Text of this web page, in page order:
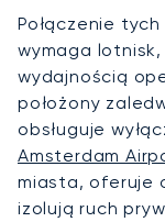
Połączenie
wymaga
wydajnością
położony
obsługuje
Amsterdam
miasta, oferuje
izolują ruch